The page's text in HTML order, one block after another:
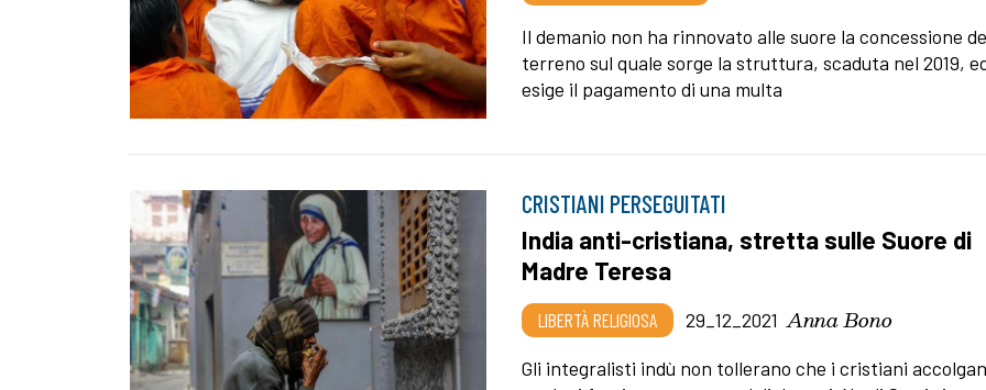
Il demanio non ha rinnovato alle suore la concessione
terreno sul quale sorge la struttura, scaduta nel 2019,
esige il pagamento di una multa
CRISTIANI PERSEGUITATI
India anti-cristiana, stretta sulle Suore di
Madre Teresa
LIBERTÀ RELIGIOSA 29_12_2021 Anna Bono
Gli integralisti indù non tollerano che i cristiani